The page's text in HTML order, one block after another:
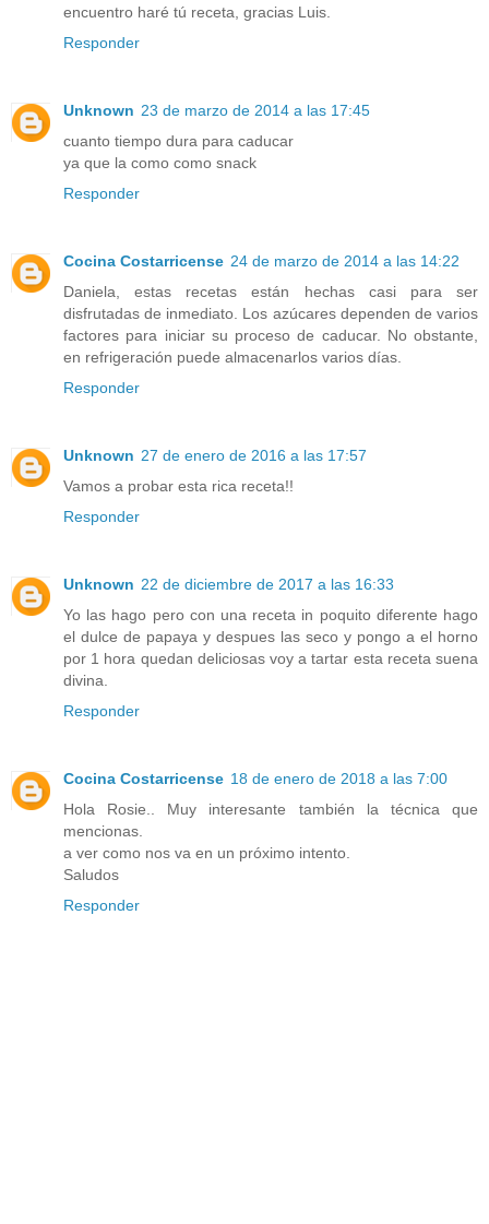
encuentro haré tú receta, gracias Luis.
Responder
Unknown 23 de marzo de 2014 a las 17:45
cuanto tiempo dura para caducar
ya que la como como snack
Responder
Cocina Costarricense 24 de marzo de 2014 a las 14:22
Daniela, estas recetas están hechas casi para ser
disfrutadas de inmediato. Los azúcares dependen de varios
factores para iniciar su proceso de caducar. No obstante,
en refrigeración puede almacenarlos varios días.
Responder
Unknown 27 de enero de 2016 a las 17:57
Vamos a probar esta rica receta!!
Responder
Unknown 22 de diciembre de 2017 a las 16:33
Yo las hago pero con una receta in poquito diferente hago
el dulce de papaya y despues las seco y pongo a el horno
por 1 hora quedan deliciosas voy a tartar esta receta suena
divina.
Responder
Cocina Costarricense 18 de enero de 2018 a las 7:00
Hola Rosie.. Muy interesante también la técnica que
mencionas.
a ver como nos va en un próximo intento.
Saludos
Responder